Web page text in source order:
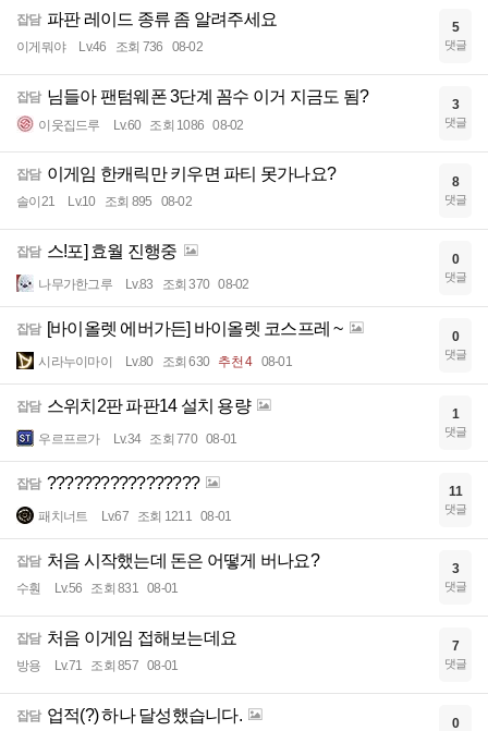
잡담 파판 레이드 종류 좀 알려주세요
이게뭐야 Lv.46 조회 736 08-02
5
댓글
잡담 님들아 팬텀웨폰 3단계 꼼수 이거 지금도 됨?
이웃집드루 Lv.60 조회 1086 08-02
3
댓글
잡담 이게임 한캐릭만 키우면 파티 못가나요?
솔이21 Lv.10 조회 895 08-02
8
댓글
잡담 스!포] 효월 진행중
나무가한그루 Lv.83 조회 370 08-02
0
댓글
잡담 [바이올렛 에버가든] 바이올렛 코스프레 ~
시라누이마이 Lv.80 조회 630 추천 4 08-01
0
댓글
잡담 스위치2판 파판14 설치 용량
우르프르가 Lv.34 조회 770 08-01
1
댓글
잡담 ?????????????????
패치너트 Lv.67 조회 1211 08-01
11
댓글
잡담 처음 시작했는데 돈은 어떻게 버나요?
수훤 Lv.56 조회 831 08-01
3
댓글
잡담 처음 이게임 접해보는데요
방용 Lv.71 조회 857 08-01
7
댓글
잡담 업적(?) 하나 달성했습니다. 0